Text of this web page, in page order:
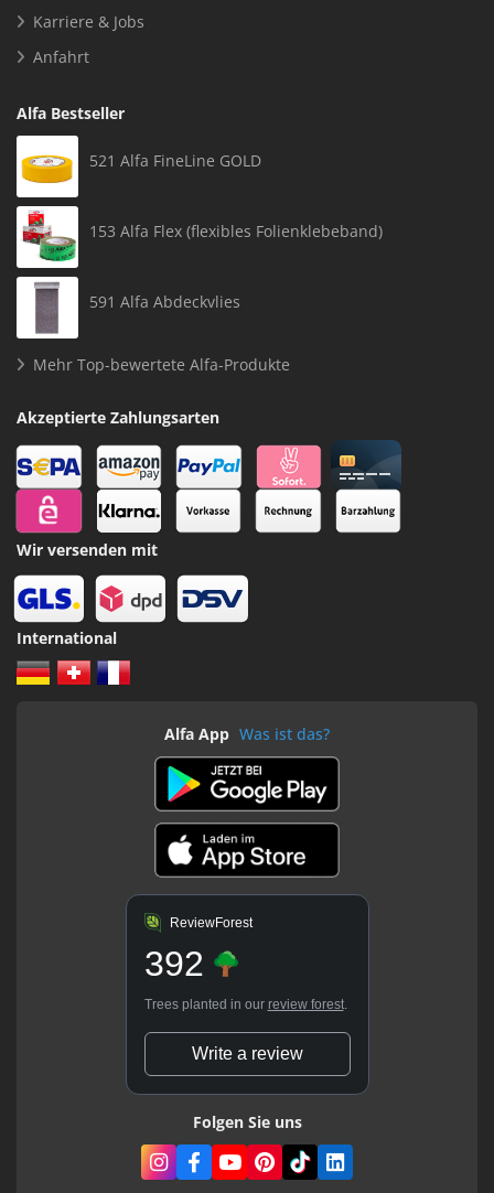
Karriere & Jobs
Anfahrt
Alfa Bestseller
521 Alfa FineLine GOLD
153 Alfa Flex (flexibles Folienklebeband)
591 Alfa Abdeckvlies
Mehr Top-bewertete Alfa-Produkte
Akzeptierte Zahlungsarten
Wir versenden mit
International
Alfa App Was ist das?
ReviewForest
392
Trees planted in our review forest.
Write a review
Folgen Sie uns